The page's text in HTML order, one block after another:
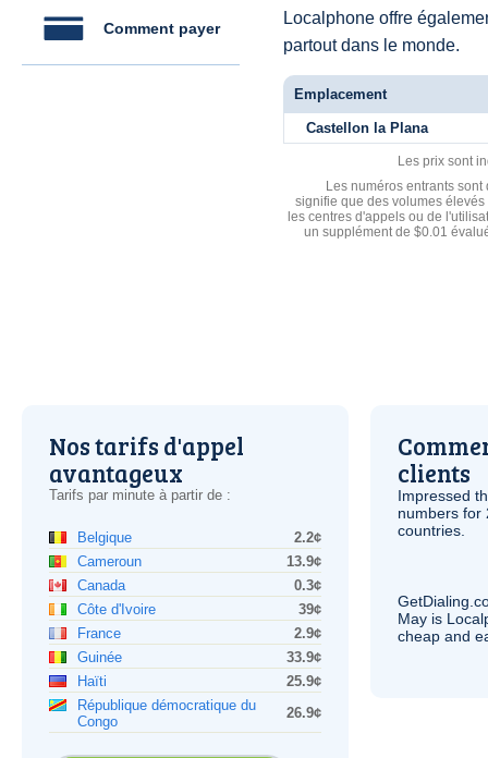
Comment payer
Localphone offre
partout dans le monde.
Emplacement
Castellon la Plana
Les prix sont
Les numéros entrants
signifie que des volumes
les centres d'appels ou de
un supplément de $0.01
Nos tarifs d'appel
avantageux
Tarifs par minute à partir de :
Belgique
2.2¢
Cameroun
13.9¢
Canada
0.3¢
Côte d'Ivoire
39¢
France
2.9¢
Guinée
33.9¢
Haïti
25.9¢
République démocratique du
Congo
26.9¢
clients
Impressed
numbers for
countries.
May is
cheap and